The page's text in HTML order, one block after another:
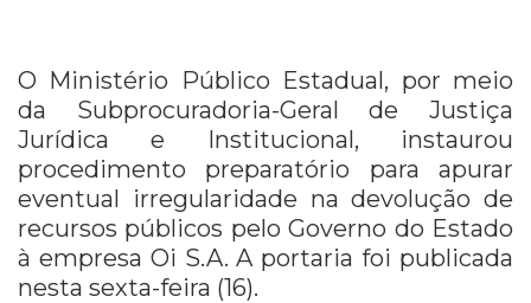
O Ministério Público Estadual, por meio
da Subprocuradoria-Geral de Justiça
Jurídica e Institucional, instaurou
procedimento preparatório para apurar
eventual irregularidade na devolução de
recursos públicos pelo Governo do Estado
à empresa Oi S.A. A portaria foi publicada
nesta sexta-feira (16).